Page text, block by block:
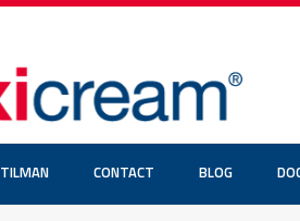
TILMAN CONTACT BLOG